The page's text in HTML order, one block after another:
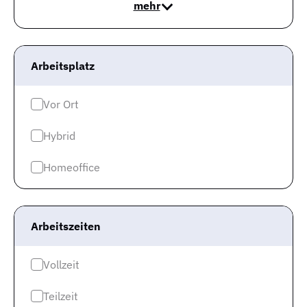
mehr
Arbeitsplatz
Vor Ort
Hybrid
Homeoffice
Arbeitszeiten
Vollzeit
Teilzeit
Jetzt den Jobagenten abonnieren und über
Der Jobagent versorgt dich per E-Mail mit neuen
Stellenangeboten entsprechend deiner Suche und
Du kannst den Jobagenten selbstverständlich
jederzeit wieder abbestellen.
Stadt